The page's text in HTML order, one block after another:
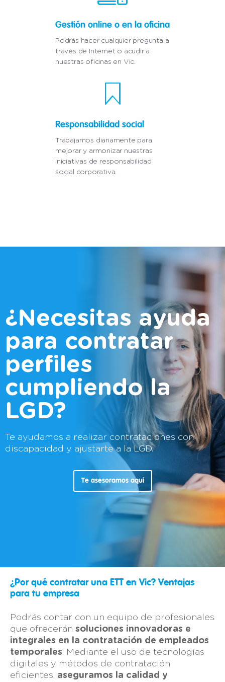
Gestión online o en la oficina
Podrás hacer cualquier pregunta a
través de Internet o acudir a
nuestras oficinas en Vic.
Responsabilidad social
Trabajamos diariamente para
mejorar y armonizar nuestras
iniciativas de responsabilidad
social corporativa.
¿Necesitas ayuda
para contratar
perfiles
cumpliendo la
LGD?
Te ayudamos a realizar contrataciones con
discapacidad y ajustarte a la LGD.
Te asesoramos aquí
¿Por qué contratar una ETT en Vic? Ventajas
para tu empresa
Podrás contar con un equipo de profesionales
que ofrecerán soluciones innovadoras e
integrales en la contratación de empleados
temporales. Mediante el uso de tecnologías
digitales y métodos de contratación
eficientes, aseguramos la calidad y